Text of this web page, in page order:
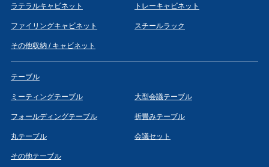
ラテラルキャビネット トレーキャビネット
ファイリングキャビネット スチールラック
その他収納 / キャビネット
テーブル
ミーティングテーブル 大型会議テーブル
フォールディングテーブル 折畳みテーブル
丸テーブル 会議セット
その他テーブル